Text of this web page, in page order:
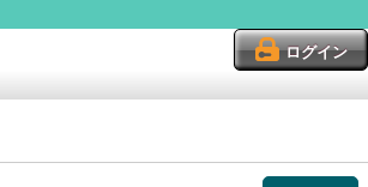
ログイン